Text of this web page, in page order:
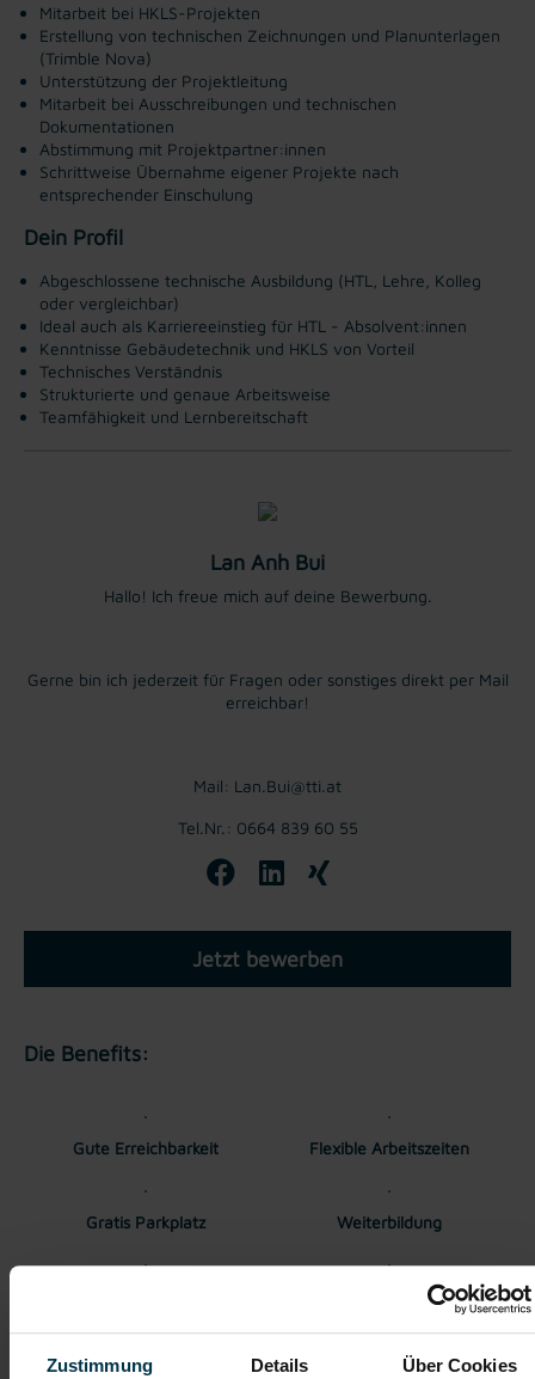
Zustimmung Details Über Cookies
Mitarbeit bei HKLS-Projekten
Erstellung von technischen Zeichnungen und Planunterlagen
(Trimble Nova)
Unterstützung der Projektleitung
Mitarbeit bei Ausschreibungen und technischen
Dokumentationen
Abstimmung mit Projektpartner:innen
Schrittweise Übernahme eigener Projekte nach
entsprechender Einschulung
Dein Profil
Abgeschlossene technische Ausbildung (HTL, Lehre, Kolleg
oder vergleichbar)
Ideal auch als Karriereeinstieg für HTL - Absolvent:innen
Kenntnisse Gebäudetechnik und HKLS von Vorteil
Technisches Verständnis
Strukturierte und genaue Arbeitsweise
Teamfähigkeit und Lernbereitschaft
Lan Anh Bui
Hallo! Ich freue mich auf deine Bewerbung.
Gerne bin ich jederzeit für Fragen oder sonstiges direkt per Mail
erreichbar!
Mail: Lan.Bui@tti.at
Tel.Nr.: 0664 839 60 55
Jetzt bewerben
Die Benefits:
Gute Erreichbarkeit Flexible Arbeitszeiten
Gratis Parkplatz Weiterbildung
Aufstiegsmöglichkeiten